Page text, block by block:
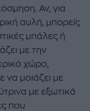
Αν, για
αυλή, μπορείς
μπάλες ή
με την
χώρο,
να μοιάζει με
με εξωτικά
που